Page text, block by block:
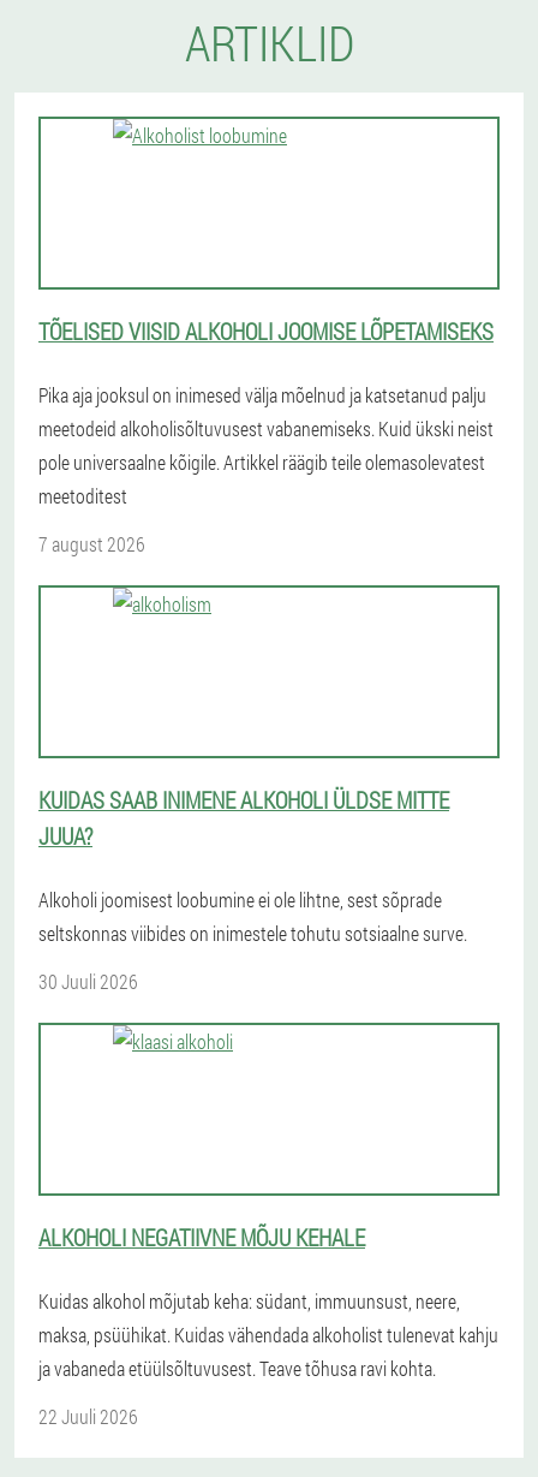
ARTIKLID
TÕELISED VIISID ALKOHOLI JOOMISE LÕPETAMISEKS
Pika aja jooksul on inimesed välja mõelnud ja katsetanud palju
meetodeid alkoholisõltuvusest vabanemiseks. Kuid ükski neist
pole universaalne kõigile. Artikkel räägib teile olemasolevatest
meetoditest
7 august 2026
KUIDAS SAAB INIMENE ALKOHOLI ÜLDSE MITTE
JUUA?
Alkoholi joomisest loobumine ei ole lihtne, sest sõprade
seltskonnas viibides on inimestele tohutu sotsiaalne surve.
30 Juuli 2026
ALKOHOLI NEGATIIVNE MÕJU KEHALE
Kuidas alkohol mõjutab keha: südant, immuunsust, neere,
maksa, psüühikat. Kuidas vähendada alkoholist tulenevat kahju
ja vabaneda etüülsõltuvusest. Teave tõhusa ravi kohta.
22 Juuli 2026